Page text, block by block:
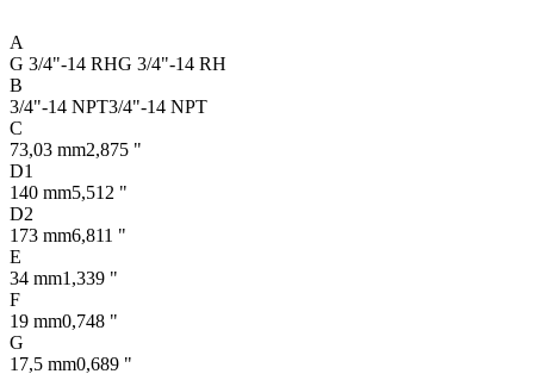
A
G 3/4"-14 RHG 3/4"-14 RH
B
3/4"-14 NPT3/4"-14 NPT
C
73,03 mm2,875 "
D1
140 mm5,512 "
D2
173 mm6,811 "
E
34 mm1,339 "
F
19 mm0,748 "
G
17,5 mm0,689 "